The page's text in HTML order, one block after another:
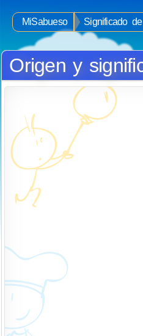
MiSabueso Significado
Origen y